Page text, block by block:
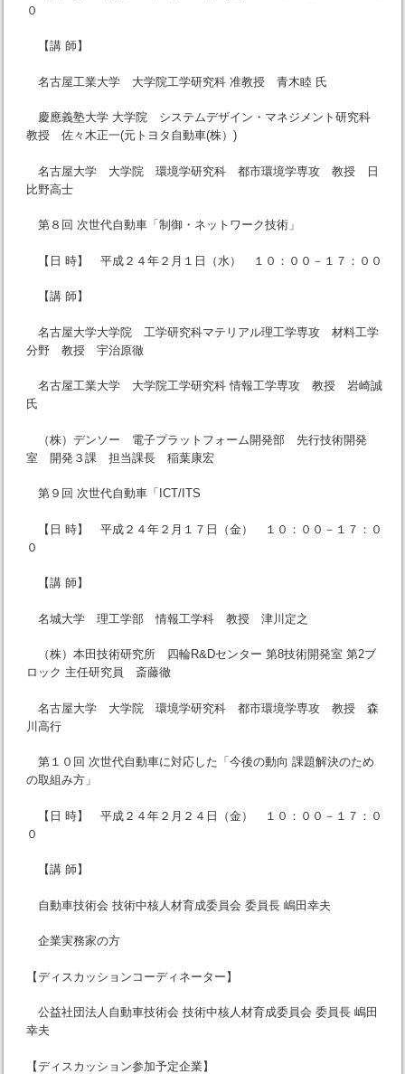
０
【講 師】
名古屋工業大学 大学院工学研究科 准教授 青木睦 氏
慶應義塾大学 大学院 システムデザイン・マネジメント研究科
教授 佐々木正一(元トヨタ自動車(株）)
名古屋大学 大学院 環境学研究科 都市環境学専攻 教授 日
比野高士
第８回 次世代自動車「制御・ネットワーク技術」
【日 時】 平成２４年２月１日（水） １０：００－１７：００
【講 師】
名古屋大学大学院 工学研究科マテリアル理工学専攻 材料工学
分野 教授 宇治原徹
名古屋工業大学 大学院工学研究科 情報工学専攻 教授 岩崎誠
氏
（株）デンソー 電子プラットフォーム開発部 先行技術開発
室 開発３課 担当課長 稲葉康宏
第９回 次世代自動車「ICT/ITS
【日 時】 平成２４年２月１７日（金） １０：００－１７：０
０
【講 師】
名城大学 理工学部 情報工学科 教授 津川定之
（株）本田技術研究所 四輪R&Dセンター 第8技術開発室 第2ブ
ロック 主任研究員 斎藤徹
名古屋大学 大学院 環境学研究科 都市環境学専攻 教授 森
川高行
第１０回 次世代自動車に対応した「今後の動向 課題解決のため
の取組み方」
【日 時】 平成２４年２月２４日（金） １０：００－１７：０
０
【講 師】
自動車技術会 技術中核人材育成委員会 委員長 嶋田幸夫
企業実務家の方
【ディスカッションコーディネーター】
公益社団法人自動車技術会 技術中核人材育成委員会 委員長 嶋田
幸夫
【ディスカッション参加予定企業】